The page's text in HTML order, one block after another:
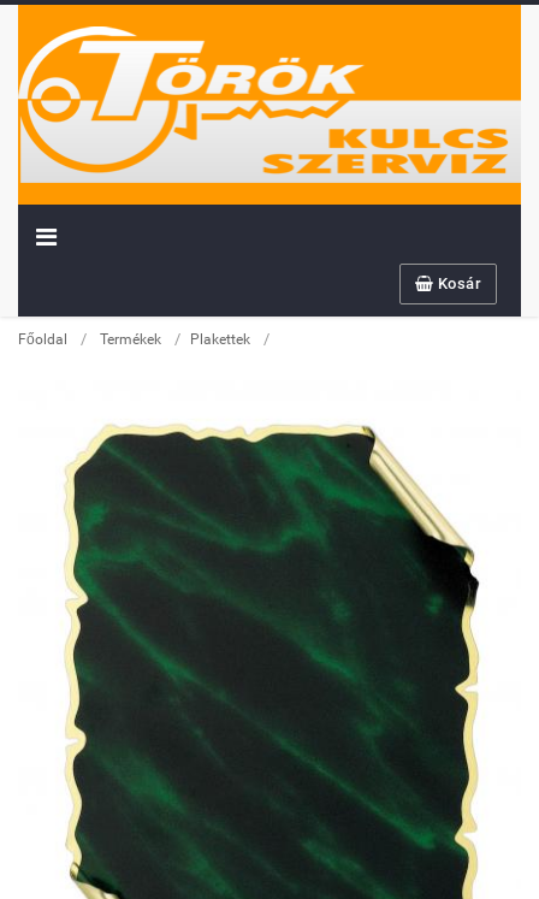
Kosár
Főoldal / Termékek / Plakettek /
Továbbiakban az info@sportserleg.hu
címre várjuk kedves régi és új ügyfeleink
megrendeléseit.
Megszűnő email címünk: kulcsszerviz@tiszanet.hu